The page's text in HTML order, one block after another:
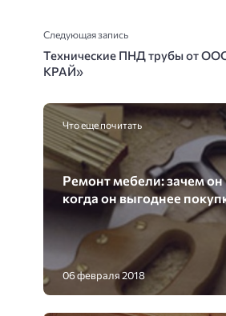
Следующая запись
Технические ПНД трубы от
КРАЙ»
Что еще почитать
Ремонт мебели: зачем
когда он выгоднее
06 февраля 2018